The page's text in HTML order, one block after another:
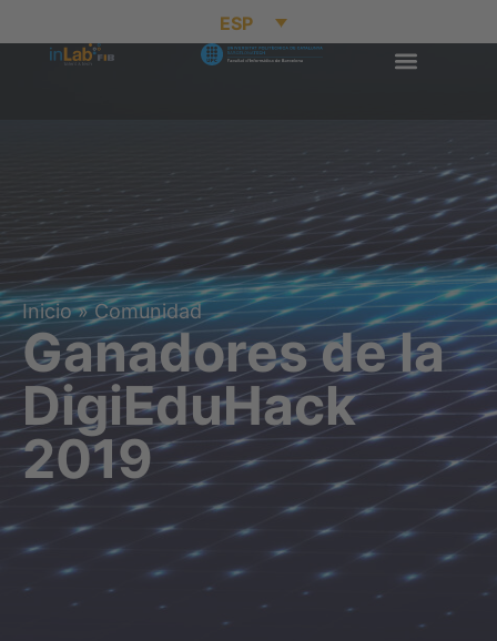
ESP
Inicio»Comunidad
Ganadores de la
DigiEduHack
2019